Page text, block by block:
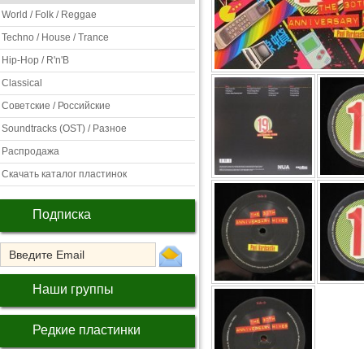
World / Folk / Reggae
Techno / House / Trance
Hip-Hop / R'n'B
Classical
Советские / Российские
Soundtracks (OST) / Разное
Распродажа
Скачать каталог пластинок
Подписка
Наши группы
Редкие пластинки